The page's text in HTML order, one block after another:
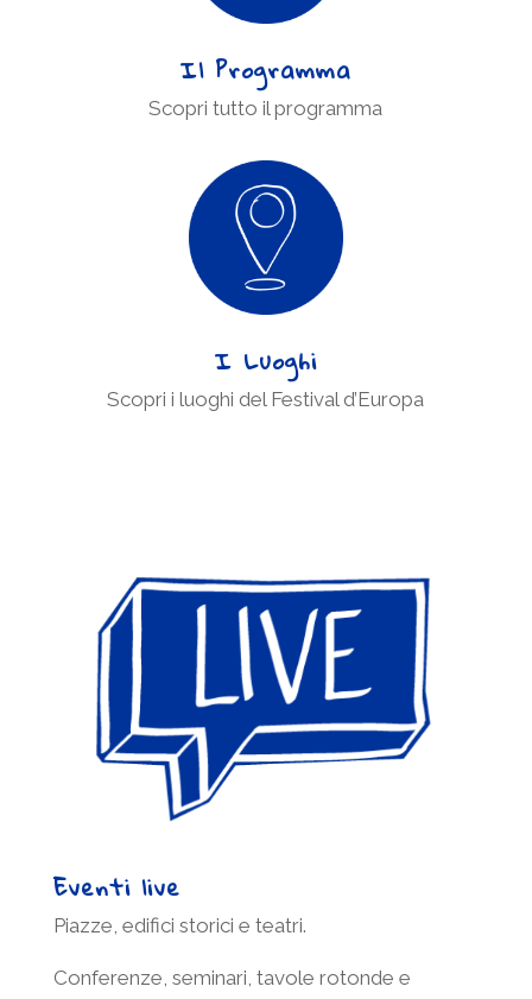
Il Programma
Scopri tutto il programma
I Luoghi
Scopri i luoghi del Festival d’Europa
Eventi live
Piazze, edifici storici e teatri.
Conferenze, seminari, tavole rotonde e